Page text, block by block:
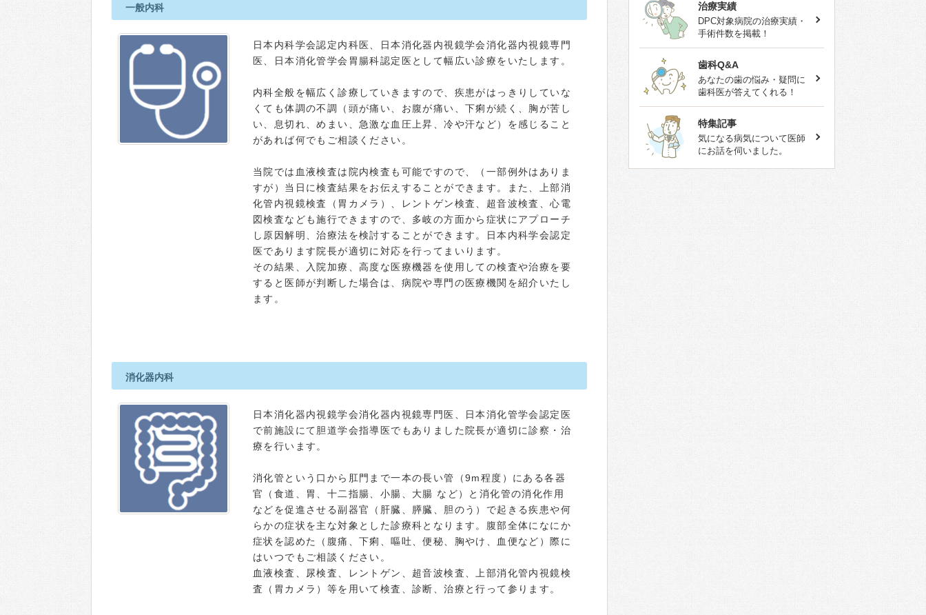
一般内科
日本内科学会認定内科医、日本消化器内視鏡学会消化器内視鏡専門
医、日本消化管学会胃腸科認定医として幅広い診療をいたします。
内科全般を幅広く診療していきますので、疾患がはっきりしていな
くても体調の不調（頭が痛い、お腹が痛い、下痢が続く、胸が苦し
い、息切れ、めまい、急激な血圧上昇、冷や汗など）を感じること
があれば何でもご相談ください。
当院では血液検査は院内検査も可能ですので、（一部例外はありま
すが）当日に検査結果をお伝えすることができます。また、上部消
化管内視鏡検査（胃カメラ）、レントゲン検査、超音波検査、心電
図検査なども施行できますので、多岐の方面から症状にアプローチ
し原因解明、治療法を検討することができます。日本内科学会認定
医であります院長が適切に対応を行ってまいります。
その結果、入院加療、高度な医療機器を使用しての検査や治療を要
すると医師が判断した場合は、病院や専門の医療機関を紹介いたし
ます。
消化器内科
日本消化器内視鏡学会消化器内視鏡専門医、日本消化管学会認定医
で前施設にて胆道学会指導医でもありました院長が適切に診察・治
療を行います。
消化管という口から肛門まで一本の長い管（9m程度）にある各器
官（食道、胃、十二指腸、小腸、大腸 など）と消化管の消化作用
などを促進させる副器官（肝臓、膵臓、胆のう）で起きる疾患や何
らかの症状を主な対象とした診療科となります。腹部全体になにか
症状を認めた（腹痛、下痢、嘔吐、便秘、胸やけ、血便など）際に
はいつでもご相談ください。
血液検査、尿検査、レントゲン、超音波検査、上部消化管内視鏡検
査（胃カメラ）等を用いて検査、診断、治療と行って参ります。
治療実績
DPC対象病院の治療実績・
手術件数を掲載！
歯科Q&A
あなたの歯の悩み・疑問に
歯科医が答えてくれる！
特集記事
気になる病気について医師
にお話を伺いました。